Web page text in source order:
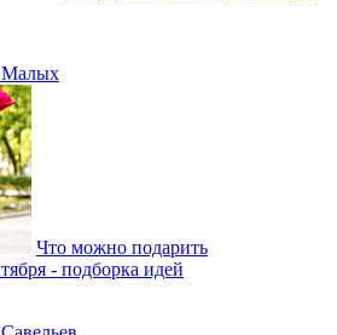
Малых
Что можно подарить
- подборка идей